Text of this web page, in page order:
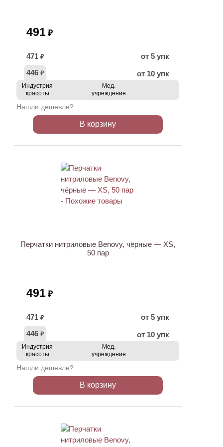
491 ₽
471 ₽
от 5 упк
446 ₽ от 10 упк
Индустрия
красоты
Мед.
учреждение
Нашли дешевле?
В корзину
Перчатки нитриловые Benovy, чёрные — XS,
50 пар
491 ₽
471 ₽
от 5 упк
446 ₽ от 10 упк
Индустрия
красоты
Мед.
учреждение
Нашли дешевле?
В корзину